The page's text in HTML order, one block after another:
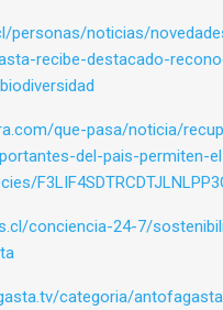
personas/noticias/
recibe-destacado-
que-pasa/noticia/
del-pais-permiten-
conciencia-24-7/
categoria/